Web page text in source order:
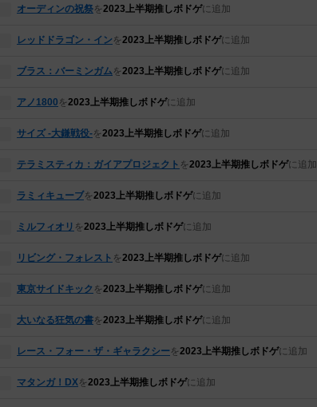
オーディンの祝祭を2023上半期推しボドゲに追加
レッドドラゴン・インを2023上半期推しボドゲに追加
ブラス：バーミンガムを2023上半期推しボドゲに追加
アノ1800 を2023上半期推しボドゲに追加
サイズ -大鎌戦役-を2023上半期推しボドゲに追加
テラミスティカ：ガイアプロジェクト を2023上半期推しボドゲに追加
ラミィキューブを2023上半期推しボドゲに追加
ミルフィオリ を2023上半期推しボドゲに追加
リビング・フォレスト を2023上半期推しボドゲに追加
東京サイドキック を2023上半期推しボドゲに追加
大いなる狂気の書を2023上半期推しボドゲに追加
レース・フォー・ザ・ギャラクシーを2023上半期推しボドゲに追加
マタンガ！DXを2023上半期推しボドゲに追加